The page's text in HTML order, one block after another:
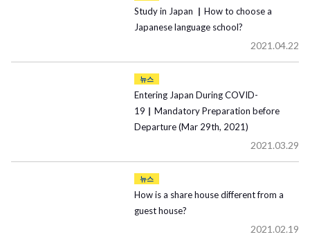
Study in Japan ▏How to choose a
Japanese language school?
2021.04.22
뉴스
Entering Japan During COVID-
19▏Mandatory Preparation before
Departure (Mar 29th, 2021)
2021.03.29
뉴스
How is a share house different from a
guest house?
2021.02.19